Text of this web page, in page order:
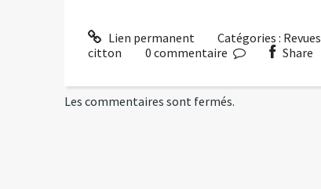
Lien permanent Catégories : Revues
citton
0 commentaire Share
Les commentaires sont fermés.